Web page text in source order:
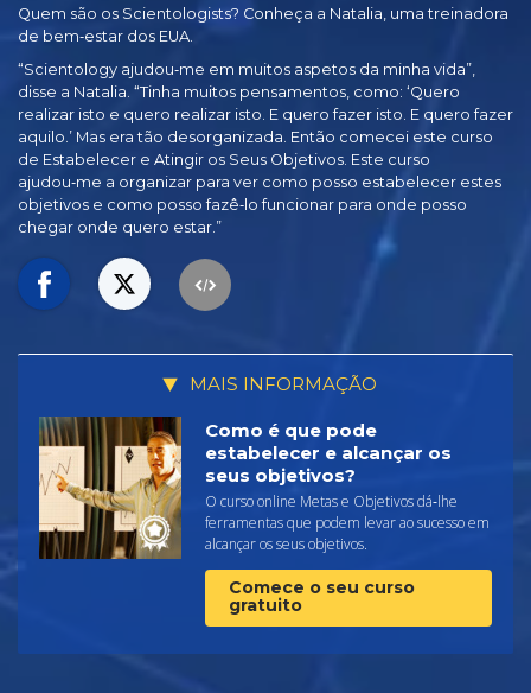
Quem são os Scientologists? Conheça a Natalia, uma treinadora
de bem‑estar dos EUA.
“Scientology ajudou‑me em muitos aspetos da minha vida”,
disse a Natalia. “Tinha muitos pensamentos, como: ‘Quero
realizar isto e quero realizar isto. E quero fazer isto. E quero fazer
aquilo.’ Mas era tão desorganizada. Então comecei este curso
de Estabelecer e Atingir os Seus Objetivos. Este curso
ajudou‑me a organizar para ver como posso estabelecer estes
objetivos e como posso fazê‑lo funcionar para onde posso
chegar onde quero estar.”
MAIS INFORMAÇÃO
Como é que pode
estabelecer e alcançar os
seus objetivos?
O curso online Metas e Objetivos dá‑lhe
ferramentas que podem levar ao sucesso em
alcançar os seus objetivos.
Comece o seu curso
gratuito